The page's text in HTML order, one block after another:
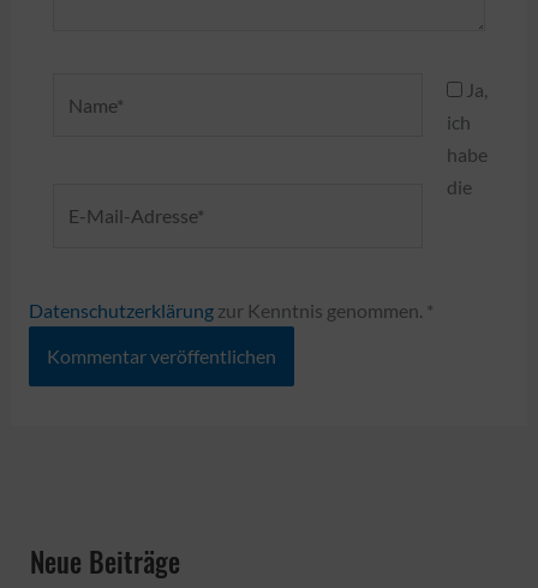
Mail-
Ja,
ich
habe
die
Datenschutzerklärungzur Kenntnis genommen. *
Neue Beiträge